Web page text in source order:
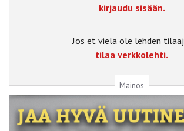
kirjaudu sisään.
Jos et vielä ole lehden
tilaa verkkolehti.
Mainos